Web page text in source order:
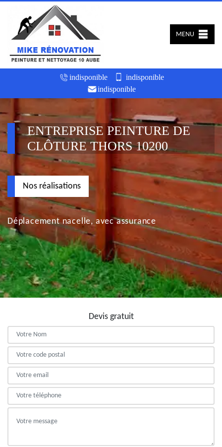
indisponible
indisponible
indisponible
MENU
ENTREPRISE PEINTURE DE
CLÔTURE THORS 10200
Nos réalisations
Déplacement nacelle, avec assurance
Devis gratuit